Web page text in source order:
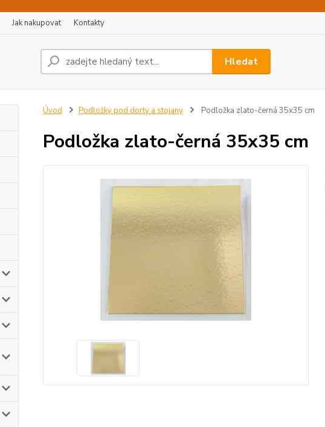
Jak nakupovat Kontakty
Hledat
Úvod Podložky pod dorty a stojany Podložka zlato-černá 35x35 cm
Podložka zlato-černá 35x35 cm